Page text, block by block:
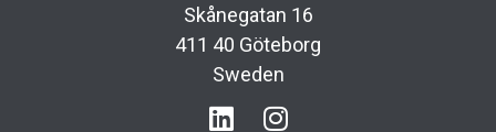
Skånegatan 16
411 40 Göteborg
Sweden